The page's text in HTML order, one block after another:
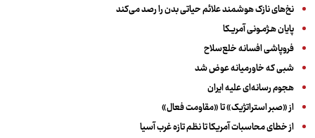
نخ‌های نازک هوشمند علائم حیاتی بدن را رصد می‌کند
پایان هـژمـونی آمریـکا
فروپاشی افسانه خلع‌سلاح
شبی که خاورمیانه عوض شد
هجوم رسانه‌ای علیه ایران
از «صبر استراتژیک» تا «مقاومت فعال»
از خطای محاسبات آمریکا تا نظم تازه غرب آسیا